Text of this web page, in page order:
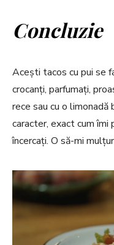
Concluzie
Acești tacos cu pui se
crocanți, parfumați,
rece sau cu o limonadă
caracter, exact cum îmi
încercați. O să-mi